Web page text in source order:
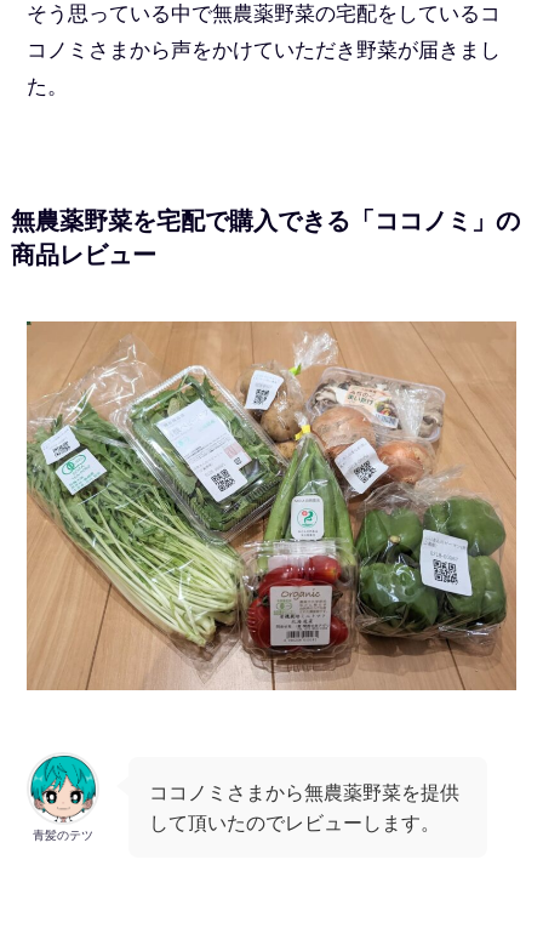
そう思っている中で無農薬野菜の宅配をしているコ
コノミさまから声をかけていただき野菜が届きまし
た。
無農薬野菜を宅配で購入できる「ココノミ」の
商品レビュー
青髪のテツ
ココノミさまから無農薬野菜を提供
して頂いたのでレビューします。